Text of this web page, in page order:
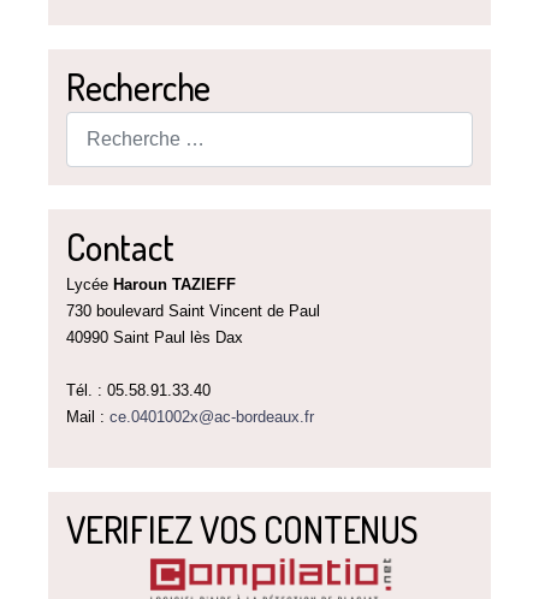
Recherche
Contact
Lycée Haroun TAZIEFF
730 boulevard Saint Vincent de Paul
40990 Saint Paul lès Dax
Tél. : 05.58.91.33.40
Mail : ce.0401002x@ac-bordeaux.fr
VERIFIEZ VOS CONTENUS